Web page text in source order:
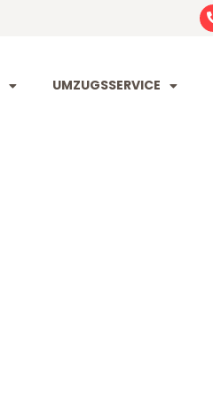
UMZUGSSERVICE